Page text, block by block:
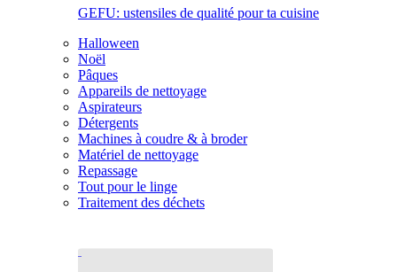
GEFU: ustensiles de qualité pour ta cuisine
Halloween
Noël
Pâques
Appareils de nettoyage
Aspirateurs
Détergents
Machines à coudre & à broder
Matériel de nettoyage
Repassage
Tout pour le linge
Traitement des déchets